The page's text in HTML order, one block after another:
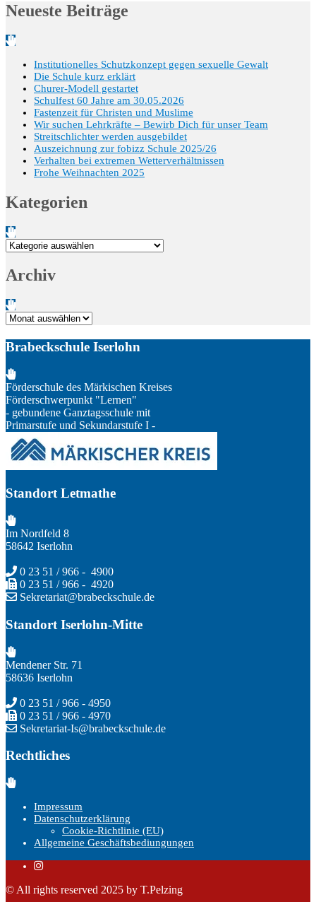
Neueste Beiträge
Institutionelles Schutzkonzept gegen sexuelle Gewalt
Die Schule kurz erklärt
Churer-Modell gestartet
Schulfest 60 Jahre am 30.05.2026
Fastenzeit für Christen und Muslime
Wir suchen Lehrkräfte – Bewirb Dich für unser Team
Streitschlichter werden ausgebildet
Auszeichnung zur fobizz Schule 2025/26
Verhalten bei extremen Wetterverhältnissen
Frohe Weihnachten 2025
Kategorien
Kategorien
Archiv
Archiv
Brabeckschule Iserlohn
Förderschule des Märkischen Kreises
Förderschwerpunkt "Lernen"
- gebundene Ganztagsschule mit
Primarstufe und Sekundarstufe I -
Standort Letmathe
Im Nordfeld 8
58642 Iserlohn
0 23 51 / 966 - 4900
0 23 51 / 966 - 4920
Sekretariat@brabeckschule.de
Standort Iserlohn-Mitte
Mendener Str. 71
58636 Iserlohn
0 23 51 / 966 - 4950
0 23 51 / 966 - 4970
Sekretariat-Is@brabeckschule.de
Rechtliches
Impressum
Datenschutzerklärung
Cookie-Richtlinie (EU)
Allgemeine Geschäftsbediungungen
© All rights reserved 2025 by T.Pelzing